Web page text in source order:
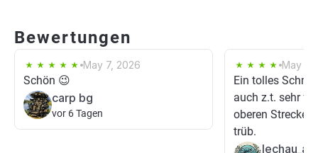
Bewertungen
May 7, 2026
Schön 😉
carp bg
vor 6 Tagen
May 3,
Ein tolles
auch z.t. sehr
oberen
trüb.